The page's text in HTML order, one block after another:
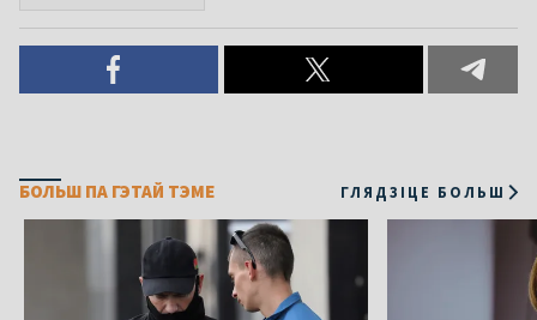
БОЛЬШ ПА ГЭТАЙ ТЭМЕ ГЛЯДЗІЦЕ БОЛЬШ